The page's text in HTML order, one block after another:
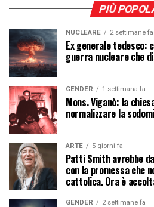
PIÙ
NUCLEARE 2 settimane fa
Ex generale tedesco:
guerra nucleare che
GENDER 1 settimana fa
Mons. Viganò: la
normalizzare la
ARTE 5 giorni fa
Patti Smith avrebbe
con la promessa che
cattolica. Ora è
GENDER 2 settimane fa